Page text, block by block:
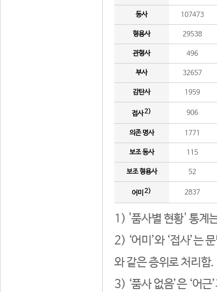
동사 107473
형용사 29538
관형사 496
부사 32657
감탄사 1959
접사2) 906
의존 명사 1771
보조 동사 115
보조 형용사 52
어미 2) 2837
1) '품사별 현황' 통계
2) ‘어미’와 ‘접사’는
와 같은 층위로 처리함.
3) ‘품사 없음’은 ‘어